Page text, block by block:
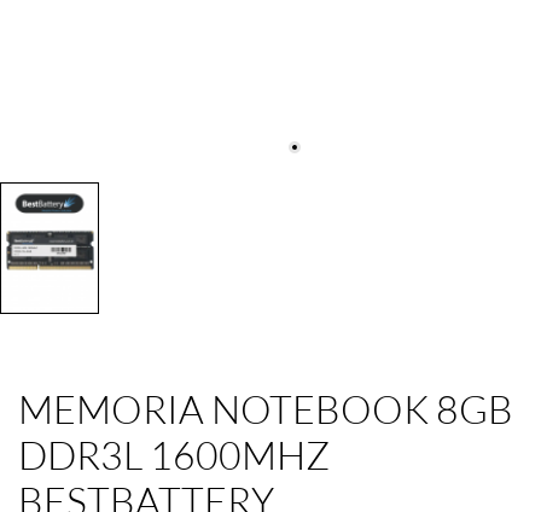
MEMORIA NOTEBOOK 8GB
DDR3L 1600MHZ
BESTBATTERY